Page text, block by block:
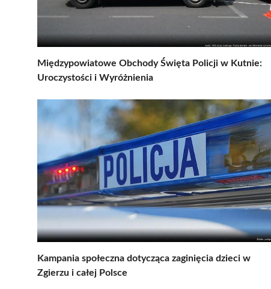
Międzypowiatowe Obchody Święta Policji w Kutnie:
Uroczystości i Wyróżnienia
Kampania społeczna dotycząca zaginięcia dzieci w
Zgierzu i całej Polsce